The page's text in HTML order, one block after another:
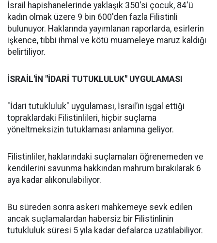
İsrail hapishanelerinde yaklaşık 350'si çocuk, 84'ü
kadın olmak üzere 9 bin 600'den fazla Filistinli
bulunuyor. Haklarında yayımlanan raporlarda, esirlerin
işkence, tıbbi ihmal ve kötü muameleye maruz kaldığı
belirtiliyor.
İSRAİL'İN "İDARİ TUTUKLULUK" UYGULAMASI
"İdari tutukluluk" uygulaması, İsrail’in işgal ettiği
topraklardaki Filistinlileri, hiçbir suçlama
yöneltmeksizin tutuklaması anlamına geliyor.
Filistinliler, haklarındaki suçlamaları öğrenemeden ve
kendilerini savunma hakkından mahrum bırakılarak 6
aya kadar alıkonulabiliyor.
Bu süreden sonra askeri mahkemeye sevk edilen
ancak suçlamalardan habersiz bir Filistinlinin
tutukluluk süresi 5 yıla kadar defalarca uzatılabiliyor.